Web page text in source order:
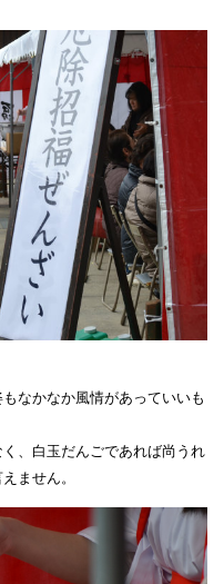
なかなか風情があっていいも
、白玉だんごであれば尚うれ
ません。